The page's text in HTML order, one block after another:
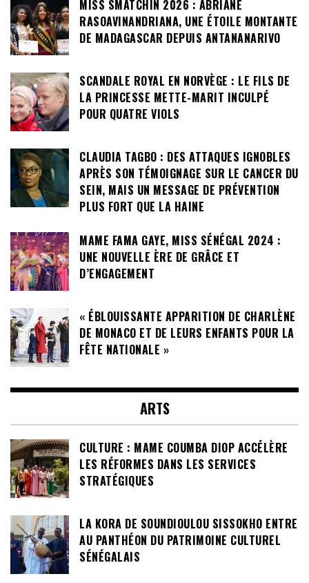
MISS SMATCHIN 2026 : ABRIANE
RASOAVINANDRIANA, UNE ÉTOILE MONTANTE
DE MADAGASCAR DEPUIS ANTANANARIVO
SCANDALE ROYAL EN NORVÈGE : LE FILS DE
LA PRINCESSE METTE-MARIT INCULPÉ
POUR QUATRE VIOLS
CLAUDIA TAGBO : DES ATTAQUES IGNOBLES
APRÈS SON TÉMOIGNAGE SUR LE CANCER DU
SEIN, MAIS UN MESSAGE DE PRÉVENTION
PLUS FORT QUE LA HAINE
MAME FAMA GAYE, MISS SÉNÉGAL 2024 :
UNE NOUVELLE ÈRE DE GRÂCE ET
D’ENGAGEMENT
« ÉBLOUISSANTE APPARITION DE CHARLÈNE
DE MONACO ET DE LEURS ENFANTS POUR LA
FÊTE NATIONALE »
ARTS
CULTURE : MAME COUMBA DIOP ACCÉLÈRE
LES RÉFORMES DANS LES SERVICES
STRATÉGIQUES
LA KORA DE SOUNDIOULOU SISSOKHO ENTRE
AU PANTHÉON DU PATRIMOINE CULTUREL
SÉNÉGALAIS